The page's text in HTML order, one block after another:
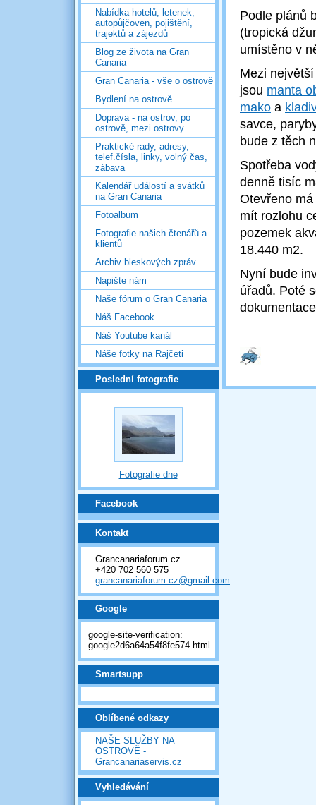
Nabídka hotelů, letenek,
autopůjčoven, pojištění,
trajektů a zájezdů
Blog ze života na Gran
Canaria
Gran Canaria - vše o ostrově
Bydlení na ostrově
Doprava - na ostrov, po
ostrově, mezi ostrovy
Praktické rady, adresy,
telef.čísla, linky, volný čas,
zábava
Kalendář událostí a svátků
na Gran Canaria
Fotoalbum
Fotografie našich čtenářů a
klientů
Archiv bleskových zpráv
Napište nám
Naše fórum o Gran Canaria
Náš Facebook
Náš Youtube kanál
Náše fotky na Rajčeti
Poslední fotografie
Fotografie dne
Facebook
Kontakt
Grancanariaforum.cz
+420 702 560 575
grancanariaforum.cz@gmail.com
Google
google-site-verification:
google2d6a64a54f8fe574.html
Smartsupp
Oblíbené odkazy
NAŠE SLUŽBY NA
OSTROVĚ -
Grancanariaservis.cz
Vyhledávání
Podle plánů
(tropická
umístěno v
Mezi
jsou manta
mako a
savce,
bude z těch
Spotřeba
denně tisíc
Otevřeno
mít rozlohu
pozemek
18.440 m2.
Nyní bude
úřadů. Poté